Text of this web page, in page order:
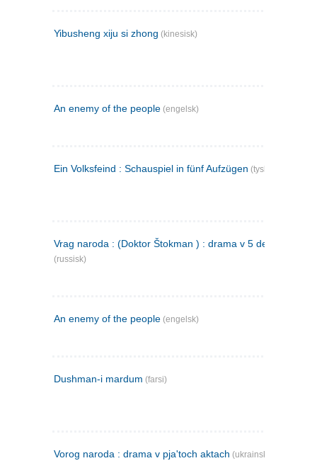
Yibusheng xiju si zhong (kinesisk)
An enemy of the people (engelsk)
Ein Volksfeind : Schauspiel in fünf Aufzügen (tysk)
Vrag naroda : (Doktor Štokman ) : drama v 5 dejstvijach
(russisk)
An enemy of the people (engelsk)
Dushman-i mardum (farsi)
Vorog naroda : drama v pja'toch aktach (ukrainsk)